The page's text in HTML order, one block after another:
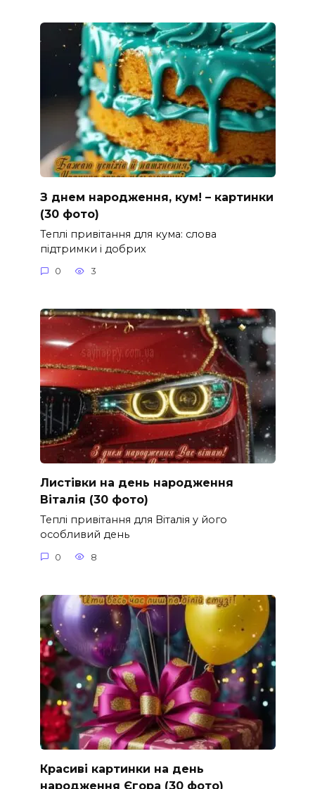
З днем народження, кум! – картинки
(30 фото)
Теплі привітання для кума: слова
підтримки і добрих
0 3
Листівки на день народження
Віталія (30 фото)
Теплі привітання для Віталія у його
особливий день
0 8
Красиві картинки на день
народження Єгора (30 фото)